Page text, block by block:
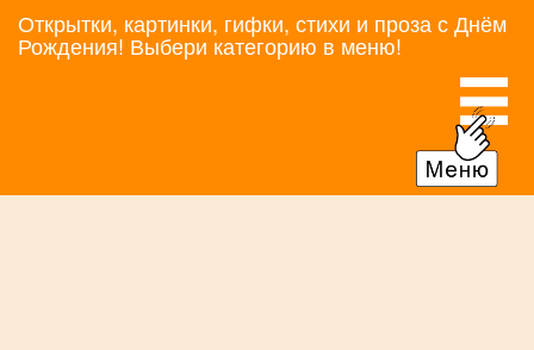
Открытки, картинки, гифки, стихи и проза с Днём
Рождения! Выбери категорию в меню!